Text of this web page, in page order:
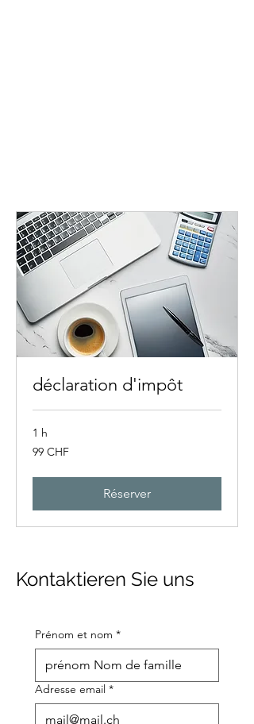
déclaration d'impôt
1 h
99
francs
99 CHF
Réserver
Kontaktieren Sie uns
Prénom et nom *
Adresse email *